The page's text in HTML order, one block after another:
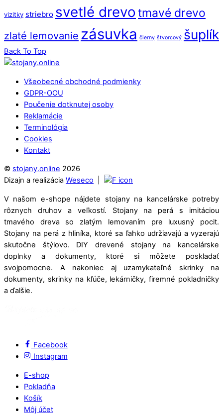
vizitky striebro svetlé drevotmavé drevo
zlaté lemovanie zásuvka čierny štvorcový šuplík
Back To Top
Všeobecné obchodné podmienky
GDPR-OOU
Poučenie dotknutej osoby
Reklamácie
Terminológia
Cookies
Kontakt
© stojany.online 2026
Dizajn a realizácia Weseco
V našom e-shope nájdete stojany na kancelárske potreby
rôznych druhov a veľkostí. Stojany na perá s imitáciou
tmavého dreva so zlatým lemovaním pre luxusný pocit.
Stojany na perá z hliníka, ktoré sa ľahko udržiavajú a vyzerajú
skutočne štýlovo. DIY drevené stojany na kancelárske
doplnky a dokumenty, ktoré si môžete poskladať
svojpomocne. A nakoniec aj uzamykateľné skrinky na
dokumenty, skrinky na kľúče, lekárničky, firemné pokladničky
a ďalšie.
Facebook
Instagram
E-shop
Pokladňa
Košík
Môj účet